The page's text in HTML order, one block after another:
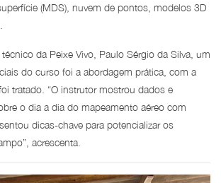
(MDS), nuvem de pontos, modelos 3D
da Peixe Vivo, Paulo Sérgio da Silva, um
do curso foi a abordagem prática, com a
tratado. “O instrutor mostrou dados e
o dia a dia do mapeamento aéreo com
dicas-chave para potencializar os
acrescenta.